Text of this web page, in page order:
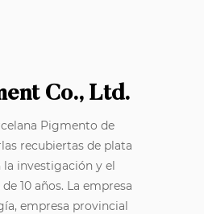
Co., Ltd.
Pigmento de
recubiertas de plata
la investigación y el
10 años. La empresa
empresa provincial